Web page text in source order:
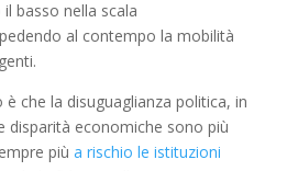
basso nella scala
al contempo la mobilità
che la disuguaglianza politica, in
disparità economiche sono più
più a rischio le istituzioni